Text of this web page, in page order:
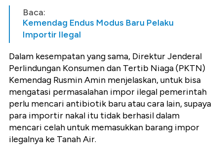
Baca:
Kemendag Endus Modus Baru Pelaku
Importir Ilegal
Dalam kesempatan yang sama, Direktur Jenderal
Perlindungan Konsumen dan Tertib Niaga (PKTN)
Kemendag Rusmin Amin menjelaskan, untuk bisa
mengatasi permasalahan impor ilegal pemerintah
perlu mencari antibiotik baru atau cara lain, supaya
para importir nakal itu tidak berhasil dalam
mencari celah untuk memasukkan barang impor
ilegalnya ke Tanah Air.